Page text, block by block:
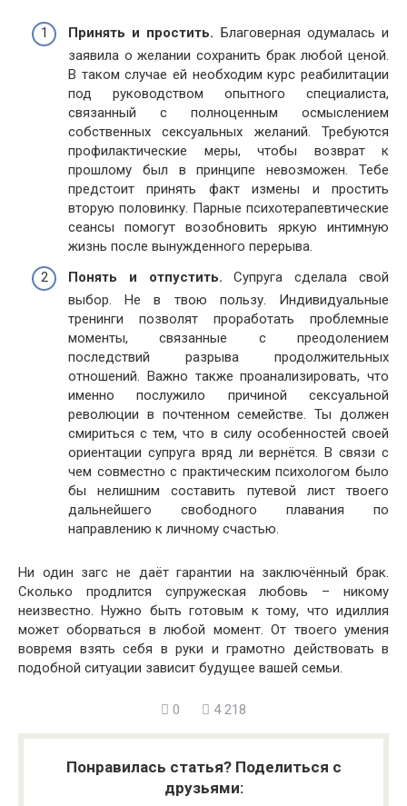
Принять и простить. Благоверная одумалась и
заявила о желании сохранить брак любой ценой.
В таком случае ей необходим курс реабилитации
под руководством опытного специалиста,
связанный с полноценным осмыслением
собственных сексуальных желаний. Требуются
профилактические меры, чтобы возврат к
прошлому был в принципе невозможен. Тебе
предстоит принять факт измены и простить
вторую половинку. Парные психотерапевтические
сеансы помогут возобновить яркую интимную
жизнь после вынужденного перерыва.
Понять и отпустить. Супруга сделала свой
выбор. Не в твою пользу. Индивидуальные
тренинги позволят проработать проблемные
моменты, связанные с преодолением
последствий разрыва продолжительных
отношений. Важно также проанализировать, что
именно послужило причиной сексуальной
революции в почтенном семействе. Ты должен
смириться с тем, что в силу особенностей своей
ориентации супруга вряд ли вернётся. В связи с
чем совместно с практическим психологом было
бы нелишним составить путевой лист твоего
дальнейшего свободного плавания по
направлению к личному счастью.
Ни один загс не даёт гарантии на заключённый брак.
Сколько продлится супружеская любовь – никому
неизвестно. Нужно быть готовым к тому, что идиллия
может оборваться в любой момент. От твоего умения
вовремя взять себя в руки и грамотно действовать в
подобной ситуации зависит будущее вашей семьи.
0 4 218
Понравилась статья? Поделиться с
друзьями: